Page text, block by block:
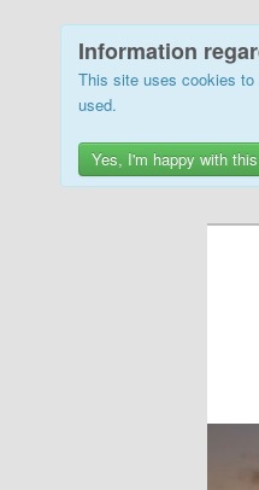
Information
This site uses cookies to
used.
Yes, I'm happy with this